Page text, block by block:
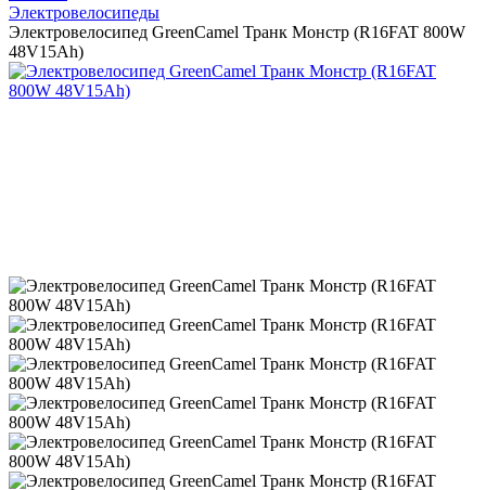
Электровелосипеды
Электровелосипед GreenCamel Транк Монстр (R16FAT 800W
48V15Ah)